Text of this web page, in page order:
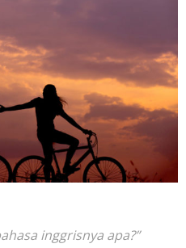
inggrisnya apa?”